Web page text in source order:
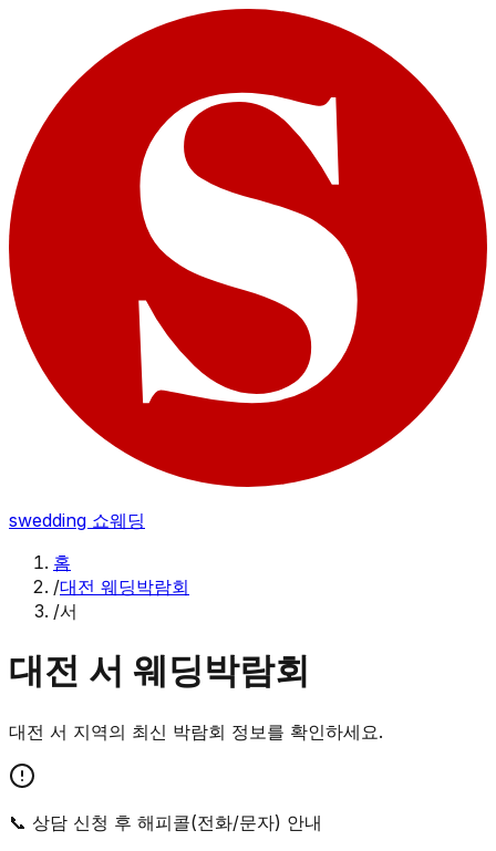
swedding 쇼웨딩
홈
/대전 웨딩박람회
/서
대전 서 웨딩박람회
대전 서 지역의 최신 박람회 정보를 확인하세요.
📞 상담 신청 후 해피콜(전화/문자) 안내